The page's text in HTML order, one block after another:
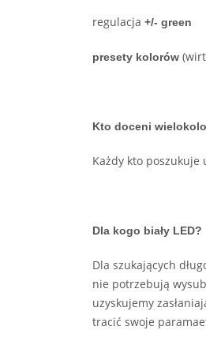
regulacja +/- green
presety kolorów
Kto doceni
Każdy kto poszukuje
Dla kogo biały LED?
Dla szukających
nie potrzebują
uzyskujemy
tracić swoje